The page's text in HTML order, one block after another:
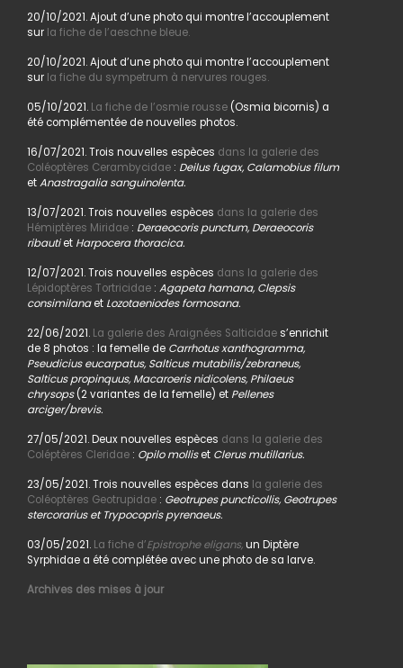
20/10/2021. Ajout d’une photo qui montre l’accouplement
sur la fiche de l’aeschne bleue.
20/10/2021. Ajout d’une photo qui montre l’accouplement
sur la fiche du sympetrum à nervures rouges.
05/10/2021. La fiche de l’osmie rousse(Osmia bicornis) a
été complémentée de nouvelles photos.
16/07/2021. Trois nouvelles espèces dans la galerie des
Coléoptères Cerambycidae: Deilus fugax, Calamobius filum
etAnastragalia sanguinolenta.
13/07/2021. Trois nouvelles espèces dans la galerie des
Hémiptères Miridae: Deraeocoris punctum, Deraeocoris
ribautiet Harpocera thoracica.
12/07/2021. Trois nouvelles espèces dans la galerie des
Lépidoptères Tortricidae: Agapeta hamana, Clepsis
consimilanaet Lozotaeniodes formosana.
22/06/2021. La galerie des Araignées Salticidaes’enrichit
de 8 photos : la femelle de Carrhotus xanthogramma,
Pseudicius eucarpatus, Salticus mutabilis/zebraneus,
Salticus propinquus, Macaroeris nidicolens, Philaeus
chrysops(2 variantes de la femelle) et Pellenes
arciger/brevis.
27/05/2021. Deux nouvelles espèces dans la galerie des
Coléptères Cleridae: Opilo molliset Clerus mutillarius.
23/05/2021. Trois nouvelles espèces dans la galerie des
Coléoptères Geotrupidae: Geotrupes puncticollis, Geotrupes
stercorarius et Trypocopris pyrenaeus.
03/05/2021. La fiche d’Epistrophe eligans,un Diptère
Syrphidae a été complétée avec une photo de sa larve.
Archives des mises à jour